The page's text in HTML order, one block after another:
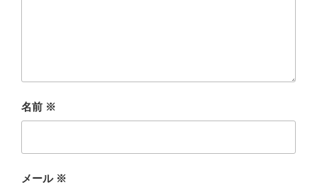
名前 ※
メール ※